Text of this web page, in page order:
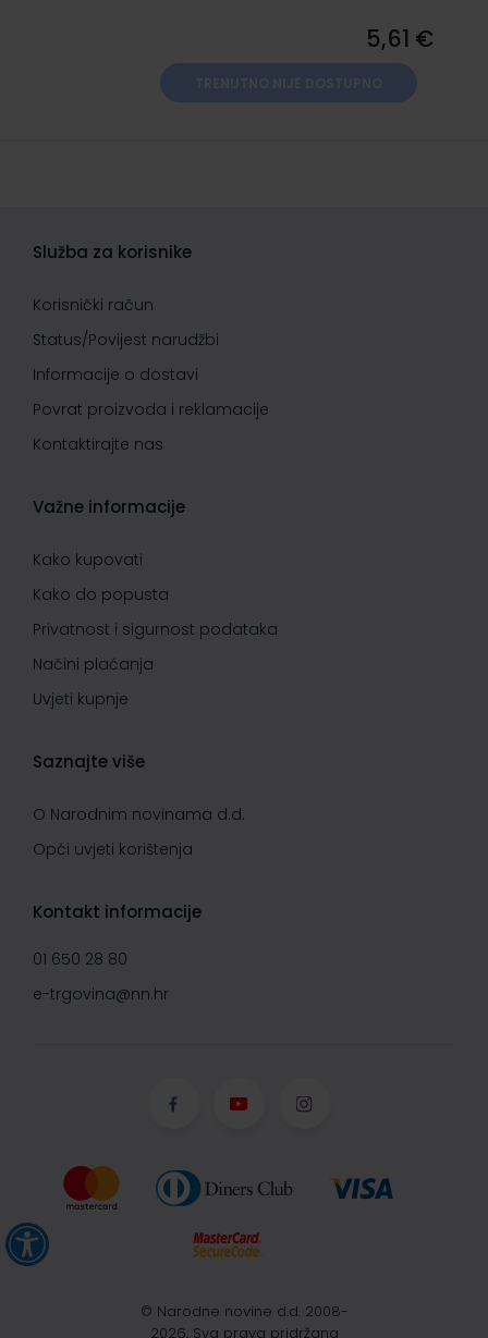
5,61 €
Služba za korisnike
Korisnički račun
Status/Povijest narudžbi
Informacije o dostavi
Povrat proizvoda i reklamacije
Kontaktirajte nas
Važne informacije
Kako kupovati
Kako do popusta
Privatnost i sigurnost podataka
Načini plaćanja
Uvjeti kupnje
Saznajte više
O Narodnim novinama d.d.
Opći uvjeti korištenja
Kontakt informacije
01 650 28 80
e-trgovina@nn.hr
© Narodne novine d.d. 2008-
2026, Sva prava pridržana